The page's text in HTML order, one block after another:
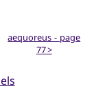
aequoreus - page
77 >